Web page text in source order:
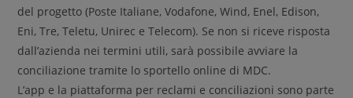
del progetto (Poste Italiane, Vodafone, Wind, Enel, Edison,
Eni, Tre, Teletu, Unirec e Telecom). Se non si riceve risposta
dall’azienda nei termini utili, sarà possibile avviare la
conciliazione tramite lo sportello online di MDC.
L’app e la piattaforma per reclami e conciliazioni sono parte